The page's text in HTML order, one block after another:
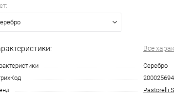
Все
Серебро
Pastorelli